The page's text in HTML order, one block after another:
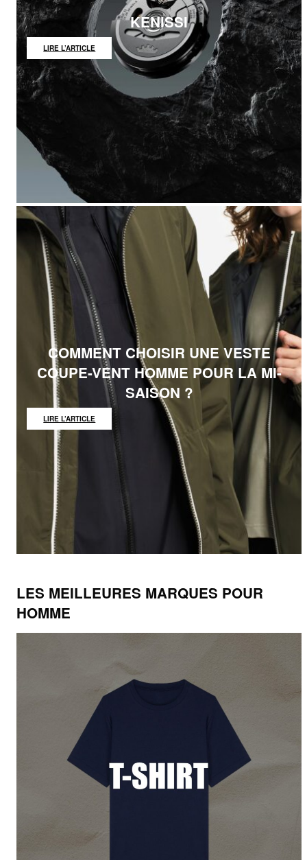
KENISSI
LIRE L’ARTICLE
KENISSI
COMMENT CHOISIR UNE VESTE
COUPE-VENT HOMME POUR LA MI-
SAISON ?
LIRE L’ARTICLE
COMMENT
CHOISIR
LES MEILLEURES MARQUES POUR
HOMME